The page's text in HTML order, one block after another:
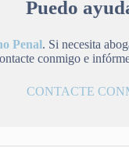
Puedo
Penal. Si necesita
conmigo e
CONTACTE